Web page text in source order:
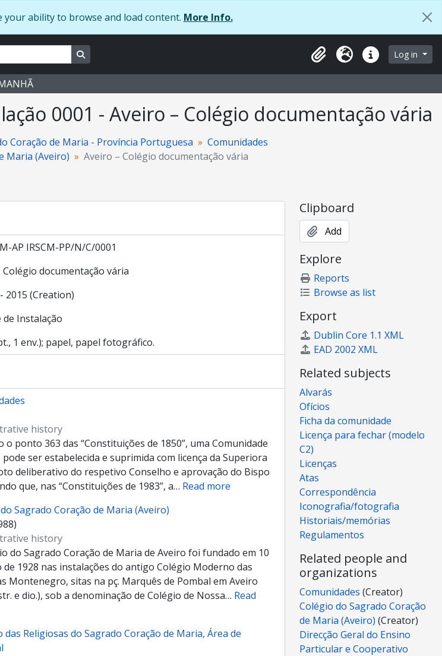
your ability to browse and load content. More Info.
ClipboardLanguageQuick linksLog in
0001 - Aveiro – Colégio documentação vária
Coração de Maria - Província Portuguesa
Comunidades
Maria (Aveiro)
Aveiro – Colégio documentação vária
AP IRSCM-PP/N/C/0001
Colégio documentação vária
2015 (Creation)
de Instalação
1 env.); papel, papel fotográfico.
history
o ponto 363 das “Constituições de 1850”, uma Comunidade
pode ser estabelecida e suprimida com licença da Superiora
deliberativo do respetivo Conselho e aprovação do Bispo
que, nas “Constituições de 1983”, a… Read more
Sagrado Coração de Maria (Aveiro)
history
do Sagrado Coração de Maria de Aveiro foi fundado em 10
1928 nas instalações do antigo Colégio Moderno das
Montenegro, sitas na pç. Marquês de Pombal em Aveiro
e dio.), sob a denominação de Colégio de Nossa… Read
Religiosas do Sagrado Coração de Maria, Área de
Clipboard
Add
Explore
Reports
Browse as list
Export
Dublin Core 1.1 XML
EAD 2002 XML
Related subjects
Alvarás
Ofícios
Ficha da comunidade
Licença para fechar (modelo
C2)
Licenças
Atas
Correspondência
Iconografia/fotografia
Historiais/memórias
Regulamentos
Related people and
organizations
Comunidades (Creator)
Colégio do Sagrado Coração
de Maria (Aveiro) (Creator)
Direcção Geral do Ensino
Particular e Cooperativo